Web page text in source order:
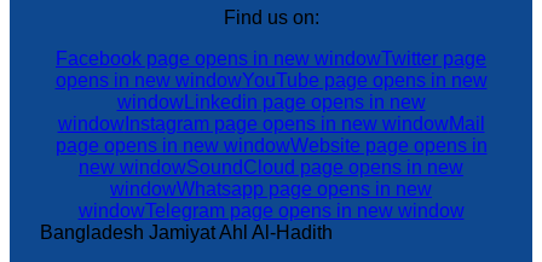
Find us on:
Facebook page opens in new windowTwitter page
opens in new windowYouTube page opens in new
windowLinkedin page opens in new
windowInstagram page opens in new windowMail
page opens in new windowWebsite page opens in
new windowSoundCloud page opens in new
windowWhatsapp page opens in new
windowTelegram page opens in new window
Bangladesh Jamiyat Ahl Al-Hadith